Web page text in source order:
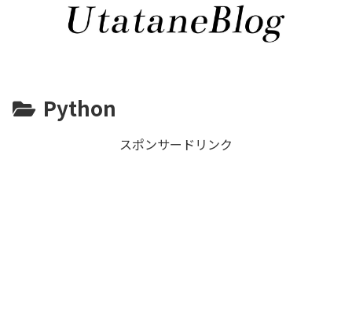
Python
スポンサードリンク